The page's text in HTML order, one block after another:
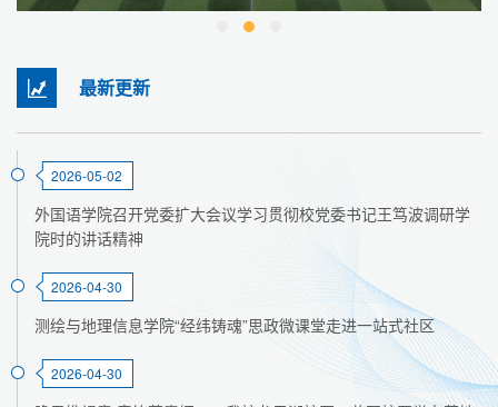
最新更新
2026-05-02
外国语学院召开党委扩大会议学习贯彻校党委书记王笃波调研学
院时的讲话精神
2026-04-30
测绘与地理信息学院“经纬铸魂”思政微课堂走进一站式社区
2026-04-30